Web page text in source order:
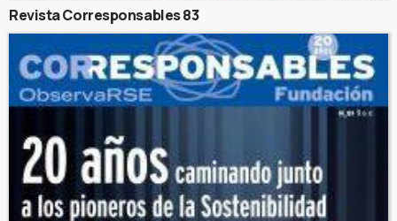
Revista Corresponsables 83